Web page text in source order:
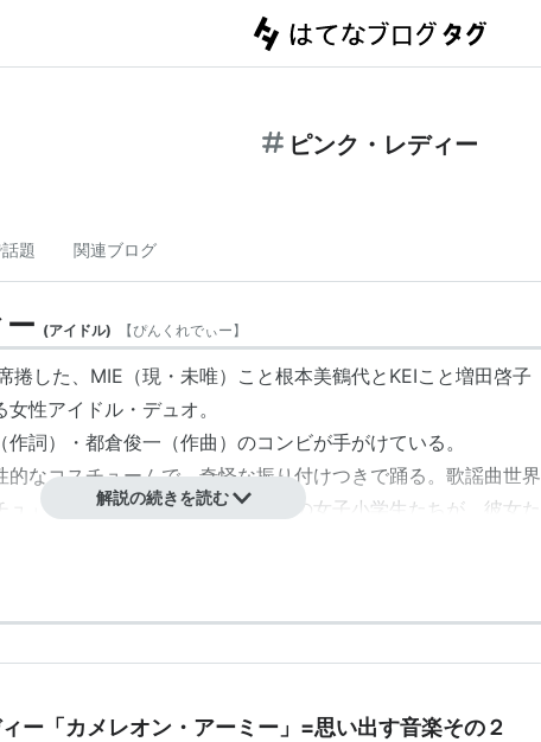
ピンク・レディー
題 関連ブログ
(アイドル) 【ぴんくれでぃー】
捲した、MIE（現・未唯）こと根本美鶴代とKEIこと増田啓子
女性アイドル・デュオ。
詞）・都倉俊一（作曲）のコンビが手がけている。
的なコスチュームで、奇怪な振り付けつきで踊る。歌謡曲世界
ュ」の最高峰と行ってよい。多くの女子小学生たちが、彼女た
という。
級生だった二人は、在学中に“クッキー”というフォークデュオ
オーディション番組『スター誕生』（日本テレビ）の決勝大会
解説の続きを読む
ー「カメレオン・アーミー」=思い出す音楽その２